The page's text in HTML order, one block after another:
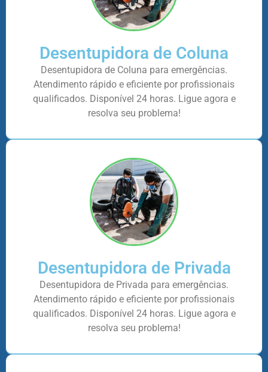
Desentupidora de Coluna
Desentupidora de Coluna para emergências.
Atendimento rápido e eficiente por profissionais
qualificados. Disponível 24 horas. Ligue agora e
resolva seu problema!
Desentupidora de Privada
Desentupidora de Privada para emergências.
Atendimento rápido e eficiente por profissionais
qualificados. Disponível 24 horas. Ligue agora e
resolva seu problema!